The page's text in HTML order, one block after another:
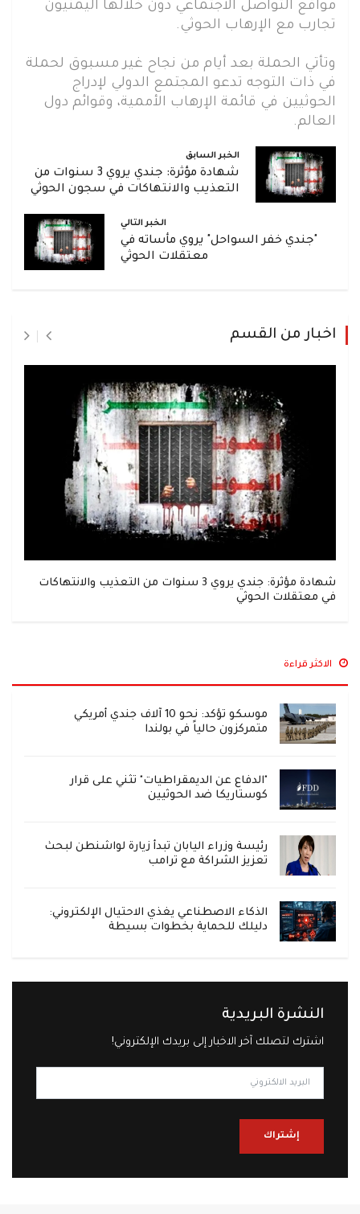
مواقع التواصل الاجتماعي دوّن خلالها اليمنيون
تجارب مع الإرهاب الحوثي.
وتأتي الحملة بعد أيام من نجاح غير مسبوق لحملة
في ذات التوجه تدعو المجتمع الدولي لإدراج
الحوثيين في قائمة الإرهاب الأممية، وقوائم دول
العالم.
الخبر السابق
شهادة مؤثرة: جندي يروي 3 سنوات من
التعذيب والانتهاكات في سجون الحوثي
الخبر التالي
"جندي خفر السواحل" يروي مأساته في
معتقلات الحوثي
اخبار من القسم
شهادة مؤثرة: جندي يروي 3 سنوات من التعذيب والانتهاكات
في معتقلات الحوثي
الاكثر قراءة
موسكو تؤكد: نحو 10 آلاف جندي أمريكي
متمركزون حالياً في بولندا
"الدفاع عن الديمقراطيات" تثني على قرار
كوستاريكا ضد الحوثيين
رئيسة وزراء اليابان تبدأ زيارة لواشنطن لبحث
تعزيز الشراكة مع ترامب
الذكاء الاصطناعي يغذي الاحتيال الإلكتروني:
دليلك للحماية بخطوات بسيطة
النشرة البريدية
اشترك لتصلك آخر الاخبار إلى بريدك الإلكتروني!
إشتراك